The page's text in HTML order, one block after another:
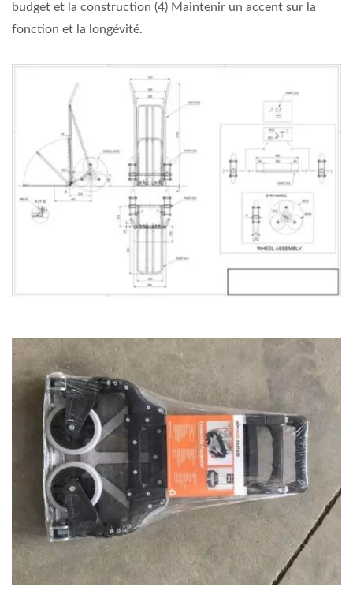
budget et la construction (4) Maintenir un accent sur la
fonction et la longévité.